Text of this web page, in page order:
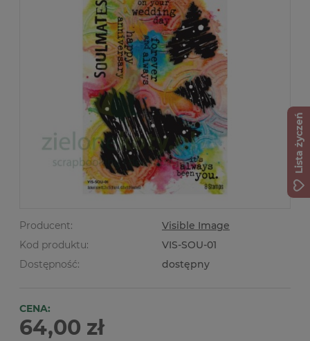
Producent:
Visible Image
Kod produktu:
VIS-SOU-01
Dostępność:
dostępny
CENA:
64,00 zł
Lista życzeń